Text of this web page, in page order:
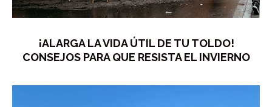
¡ALARGA LA VIDA ÚTIL DE TU TOLDO!
CONSEJOS PARA QUE RESISTA EL INVIERNO